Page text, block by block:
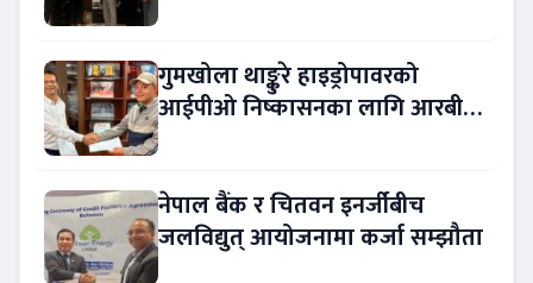
गुमखोला थाङ्कुरे हाइड्रोपावरको
आईपीओ निष्कासनका लागि आरबीबी
नेपाल बैंक र चितवन इनर्जीबीच
जलविद्युत् आयोजनामा कर्जा सम्झौता